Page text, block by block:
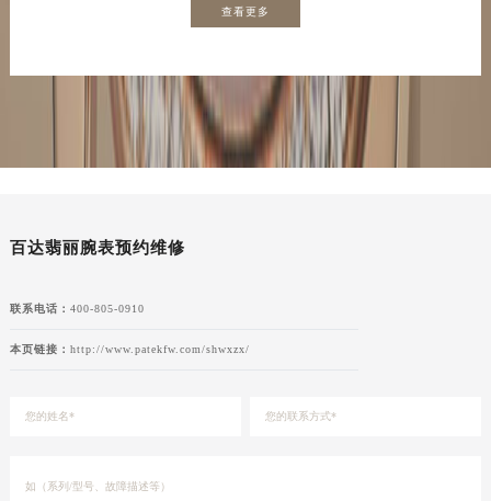
查看更多
百达翡丽腕表预约维修
联系电话： 400-805-0910
本页链接： http://www.patekfw.com/shwxzx/